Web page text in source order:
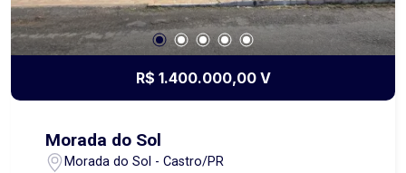
R$ 1.400.000,00 V
Morada do Sol
Morada do Sol - Castro/PR